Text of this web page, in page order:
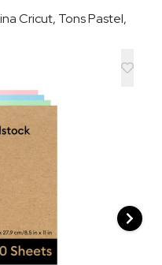
Cricut, Tons Pastel,